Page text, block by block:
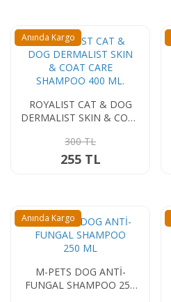
biolegeti̇c
daeron
doglife
menforsan
muhteli̇f
pet love
petguard
purele
royalist
127 TL
107.95 TL
140 TL
ROYALIST CAT & DOG
DERMALIST SKIN & COAT
300 TL
255 TL
Anında Kargo
M-PETS DOG ANTİ-
FUNGAL SHAMPOO 250
Anında Kargo